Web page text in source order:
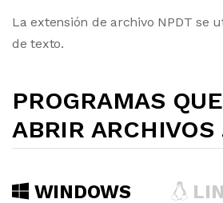
La extensión de archivo NPDT se
de texto.
PROGRAMAS
ABRIR ARCHIVOS
WINDOWS